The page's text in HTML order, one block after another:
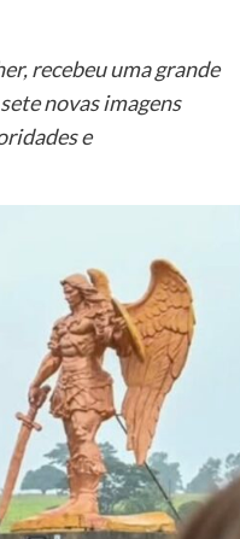
recebeu uma grande
novas imagens
e